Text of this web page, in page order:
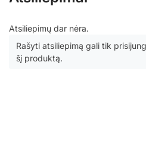
Atsiliepimų dar nėra.
Rašyti atsiliepimą gali tik
šį produktą.